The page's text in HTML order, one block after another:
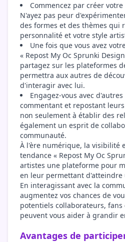
Commencez par créer
N'ayez pas peur
des formes et des thèmes qui
personnalité et votre style
Une fois que vous avez
« Repost My Oc Sprunki
partagez sur les plateformes
permettra aux autres de
d'interagir avec lui.
Engagez-vous avec
commentant et repostant
non seulement à établir des
également un esprit de
communauté.
À l'ère numérique, la visibilité
tendance « Repost My Oc
artistes une plateforme pour
en leur permettant
En interagissant avec la
augmentez vos chances de
potentiels collaborateurs,
peuvent vous aider à grandir
Avantages de